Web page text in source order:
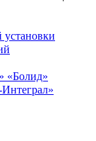
«Болид»